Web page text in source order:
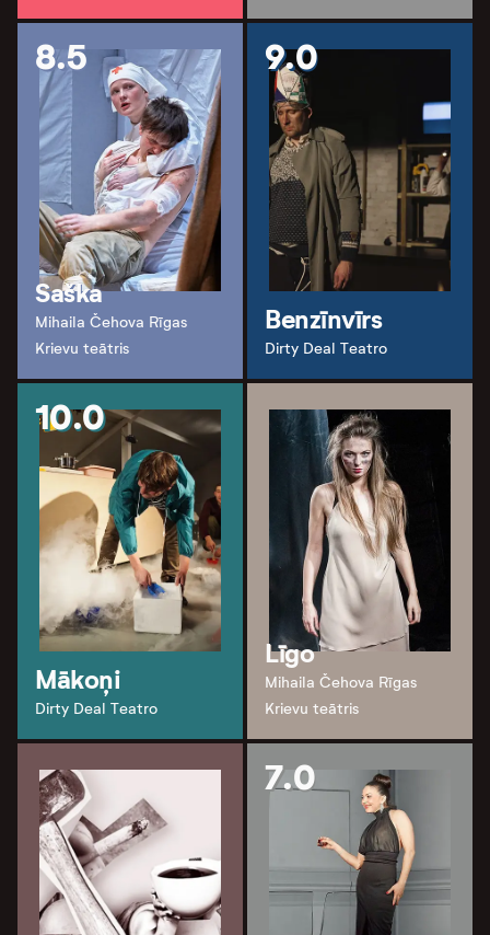
8.5
Saška
Mihaila Čehova Rīgas
Krievu teātris
9.0
Benzīnvīrs
Dirty Deal Teatro
10.0
Mākoņi
Dirty Deal Teatro
Līgo
Mihaila Čehova Rīgas
Krievu teātris
7.0